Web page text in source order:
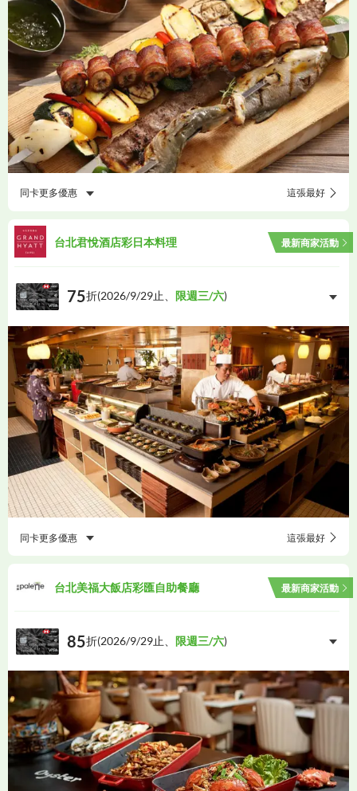
同卡更多優惠 這張最好
台北君悅酒店彩日本料理 最新商家活動
75折(2026/9/29止、 限週三/六)
同卡更多優惠 這張最好
台北美福大飯店彩匯自助餐廳 最新商家活動
85折(2026/9/29止、 限週三/六)